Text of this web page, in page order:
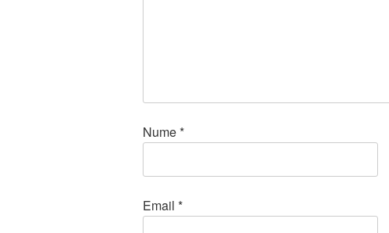
Nume*
Email *